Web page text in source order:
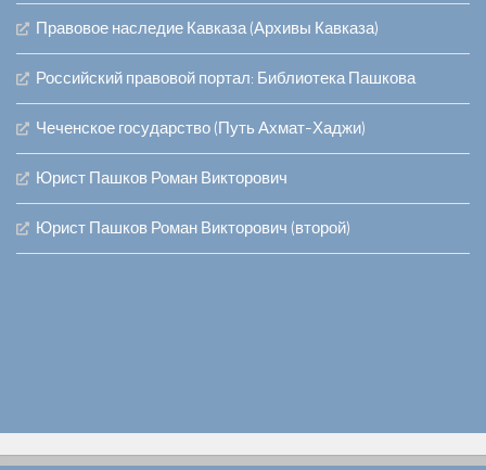
Правовое наследие Кавказа (Архивы Кавказа)
Российский правовой портал: Библиотека Пашкова
Чеченское государство (Путь Ахмат-Хаджи)
Юрист Пашков Роман Викторович
Юрист Пашков Роман Викторович (второй)